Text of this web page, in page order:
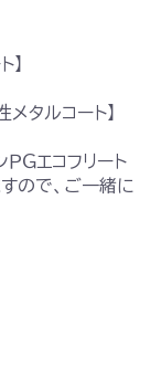
タルコート】
Ｇエコフリート
ので、ご一緒に